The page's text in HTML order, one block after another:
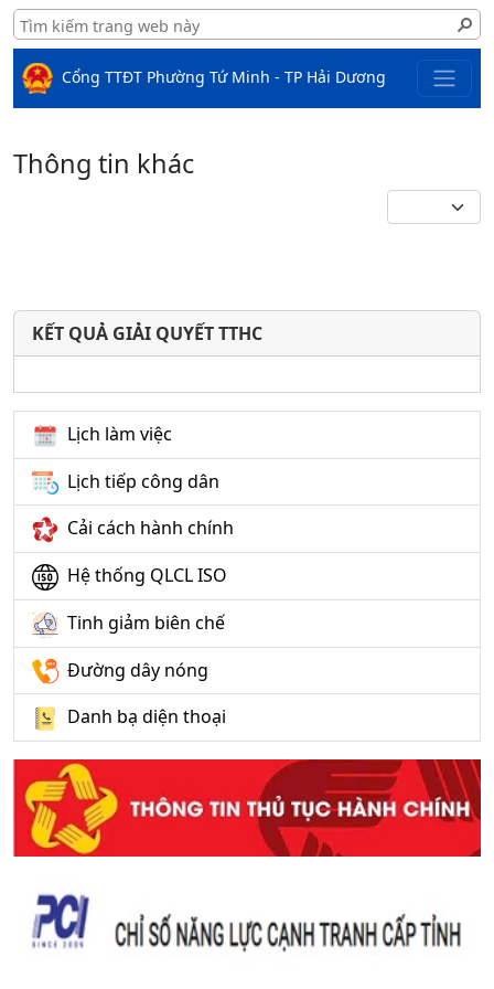
Cổng TTĐT Phường Tứ Minh - TP Hải Dương
Thông tin khác
KẾT QUẢ GIẢI QUYẾT TTHC
Lịch làm việc
Lịch tiếp công dân
Cải cách hành chính
Hệ thống QLCL ISO
Tinh giảm biên chế
Đường dây nóng
Danh bạ diện thoại